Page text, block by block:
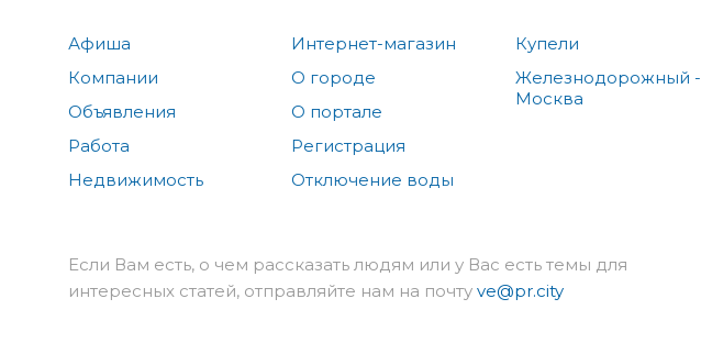
Афиша
Компании
Объявления
Работа
Недвижимость
Интернет-магазин
О городе
О портале
Регистрация
Отключение воды
Купели
Железнодорожный -
Москва
Если Вам есть, о чем рассказать людям или у Вас есть темы для
интересных статей, отправляйте нам на почту ve@pr.city